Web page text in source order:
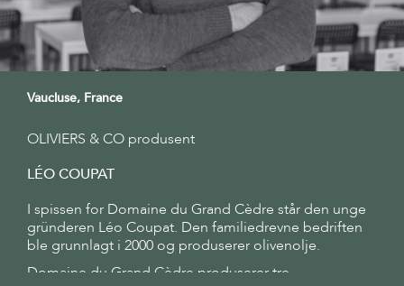
Abonner på Oliviers & Cos nyhetsbrev for
+
15 % RABATT
Din neste nettbestilling
Vaucluse, France
OLIVIERS & CO produsent
LÉO COUPAT
I spissen for Domaine du Grand Cèdre står den unge
gründeren Léo Coupat. Den familiedrevne bedriften
ble grunnlagt i 2000 og produserer olivenolje.
Domaine du Grand Cèdre produserer tre